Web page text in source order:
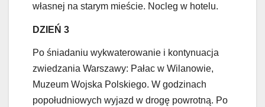
własnej na starym mieście. Nocleg w hotelu.
DZIEŃ 3
Po śniadaniu wykwaterowanie i kontynuacja
zwiedzania Warszawy: Pałac w Wilanowie,
Muzeum Wojska Polskiego. W godzinach
popołudniowych wyjazd w drogę powrotną. Po